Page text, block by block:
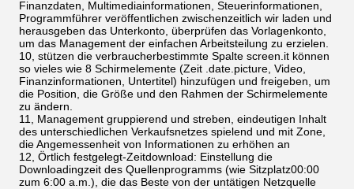
Finanzdaten, Multimediainformationen, Steuerinformationen,
Programmführer veröffentlichen zwischenzeitlich wir laden und
herausgeben das Unterkonto, überprüfen das Vorlagenkonto,
um das Management der einfachen Arbeitsteilung zu erzielen.
10, stützen die verbraucherbestimmte Spalte screen.it können
so vieles wie 8 Schirmelemente (Zeit .date.picture, Video,
Finanzinformationen, Untertitel) hinzufügen und freigeben, um
die Position, die Größe und den Rahmen der Schirmelemente
zu ändern.
11, Management gruppierend und streben, eindeutigen Inhalt
des unterschiedlichen Verkaufsnetzes spielend und mit Zone,
die Angemessenheit von Informationen zu erhöhen an
12, Örtlich festgelegt-Zeitdownload: Einstellung die
Downloadingzeit des Quellenprogramms (wie Sitzplatz00:00
zum 6:00 a.m.), die das Beste von der untätigen Netzquelle